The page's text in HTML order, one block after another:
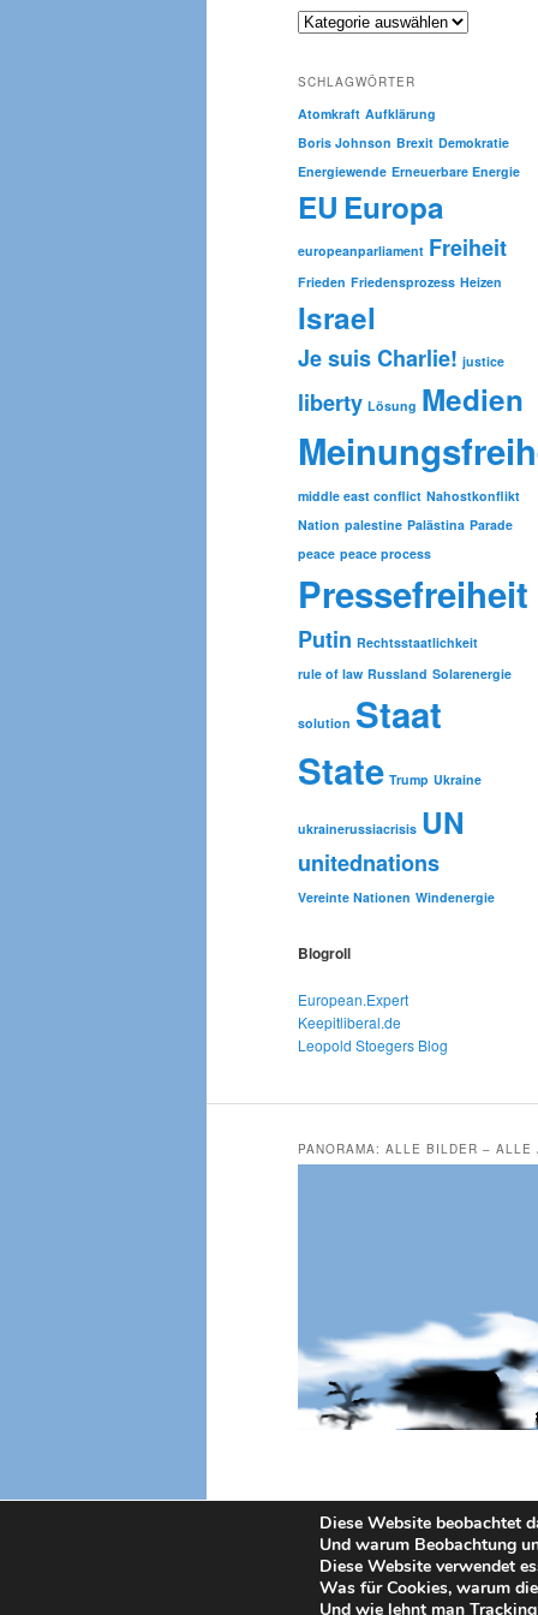
e
n
Kategorien
SCHLAGWÖRTER
Atomkraft Aufklärung
Boris Johnson Brexit Demokratie
Energiewende Erneuerbare Energie
EU Europa
europeanparliament Freiheit
Frieden Friedensprozess Heizen
Israel
Je suis Charlie! justice
liberty Lösung Medien
middle east conflict Nahostkonflikt
Nation palestine Palästina Parade
peace peace process
Pressefreiheit
Putin Rechtsstaatlichkeit
rule of law Russland Solarenergie
solution Staat
State Trump Ukraine
ukrainerussiacrisis UN
unitednations
Vereinte Nationen Windenergie
Blogroll
European.Expert
Keepitliberal.de
Leopold Stoegers Blog
PANORAMA: ALLE BILDER – ALLE
Diese Website beobachtet
Und warum Beobachtung
Diese Website verwendet
Was für Cookies, warum
Und wie lehnt man